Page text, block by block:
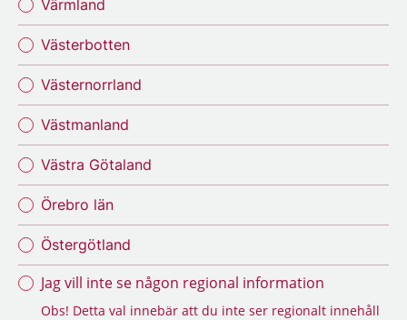
Värmland
Västerbotten
Västernorrland
Västmanland
Västra Götaland
Örebro län
Östergötland
Jag vill inte se någon regional information
Obs! Detta val innebär att du inte ser regionalt innehåll